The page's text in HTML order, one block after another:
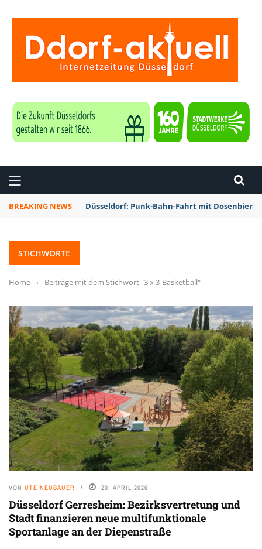
BREAKING NEWS Düsseldorf: Punk-Bahn-Fahrt mit Dosenbier
STICHWORTE
Home › Beiträge mit dem Stichwort "3 x 3-Basketball"
VON UTE NEUBAUER 20. APRIL 2026
Düsseldorf Gerresheim: Bezirksvertretung und
Stadt finanzieren neue multifunktionale
Sportanlage an der Diepenstraße